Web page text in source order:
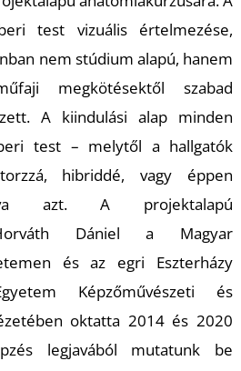
test vizuális értelmezése,
nem stúdium alapú, hanem
megkötésektől szabad
A kiindulási alap minden
test – melytől a hallgatók
hibriddé, vagy éppen
azt. A projektalapú
Dániel a Magyar
és az egri Eszterházy
Képzőművészeti és
oktatta 2014 és 2020
legjavából mutatunk be